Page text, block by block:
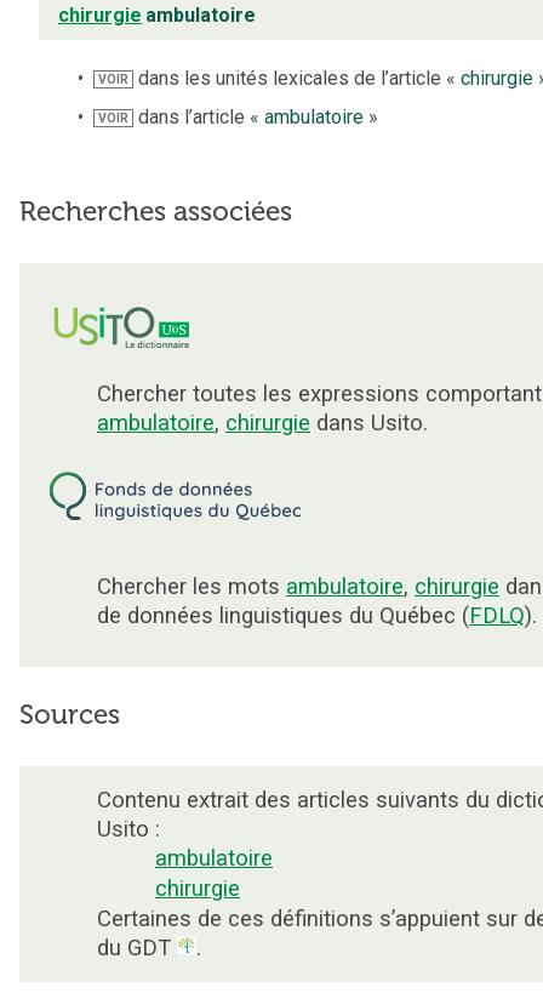
chirurgie ambulatoire
VOIR dans les unités lexicales de l’article «chirurgie
VOIR dans l’article «ambulatoire »
Recherches associées
Chercher toutes les expressions
ambulatoire, chirurgie dans Usito.
Chercher les mots ambulatoire, chirurgie
de données linguistiques du Québec (FDLQ).
Sources
Contenu extrait des articles suivants du
Usito :
ambulatoire
chirurgie
Certaines de ces définitions s’appuient sur
du GDT
.